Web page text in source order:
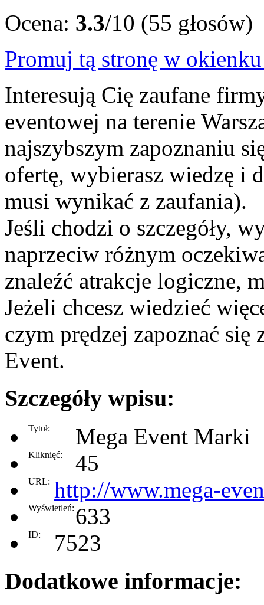
Ocena: 3.3/10 (55 głosów)
Promuj tą stronę w
Interesują Cię zaufane
eventowej na terenie
najszybszym zapoznaniu
ofertę, wybierasz wiedzę i
musi wynikać z zaufania).
Jeśli chodzi o szczegóły,
naprzeciw różnym
znaleźć atrakcje logiczne,
Jeżeli chcesz wiedzieć
czym prędzej zapoznać się
Event.
Szczegóły wpisu:
Tytuł: Mega Event Marki
Kliknięć: 45
URL: http://www.mega-
Wyświetleń: 633
ID: 7523
Dodatkowe informacje: